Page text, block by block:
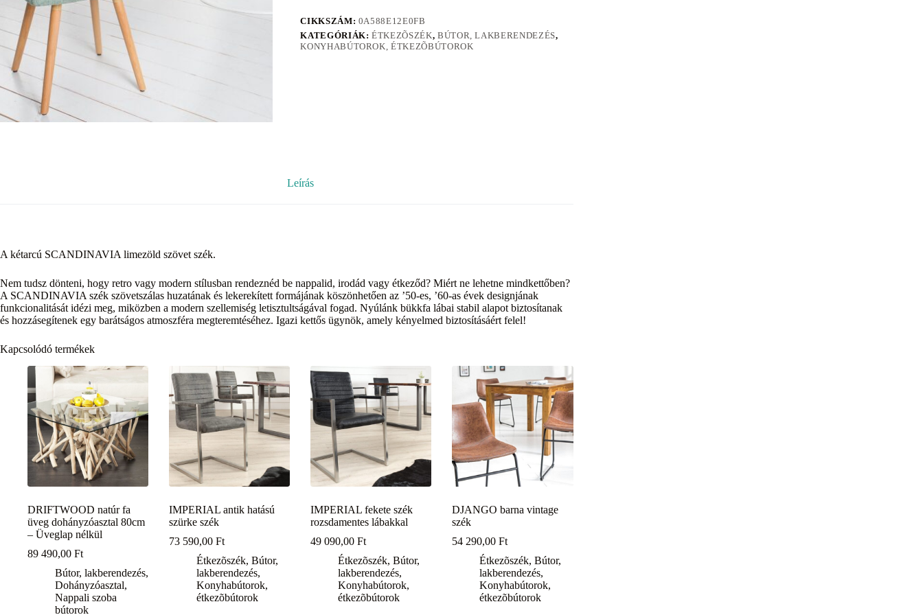
CIKKSZÁM: 0A588E12E0FB
KATEGÓRIÁK:ÉTKEZÕSZÉK, BÚTOR, LAKBERENDEZÉS,
KONYHABÚTOROK, ÉTKEZÕBÚTOROK
Leírás
A kétarcú SCANDINAVIA limezöld szövet szék.
Nem tudsz dönteni, hogy retro vagy modern stílusban rendeznéd be nappalid, irodád vagy étkeződ? Miért ne lehetne mindkettőben?
A SCANDINAVIA szék szövetszálas huzatának és lekerekített formájának köszönhetően az ’50-es, ’60-as évek designjának
funkcionalitását idézi meg, miközben a modern szellemiség letisztultságával fogad. Nyúlánk bükkfa lábai stabil alapot biztosítanak
és hozzásegítenek egy barátságos atmoszféra megteremtéséhez. Igazi kettős ügynök, amely kényelmed biztosításáért felel!
Kapcsolódó termékek
DRIFTWOOD natúr fa
üveg dohányzóasztal 80cm
– Üveglap nélkül
89 490,00 Ft
Bútor, lakberendezés,
Dohányzóasztal,
Nappali szoba
bútorok
IMPERIAL antik hatású
szürke szék
73 590,00Ft
Étkezõszék,Bútor,
lakberendezés,
Konyhabútorok,
étkezõbútorok
IMPERIAL fekete szék
rozsdamentes lábakkal
49 090,00Ft
Étkezõszék,Bútor,
lakberendezés,
Konyhabútorok,
étkezõbútorok
DJANGO barna vintage
szék
54 290,00Ft
Étkezõszék,Bútor,
lakberendezés,
Konyhabútorok,
étkezõbútorok